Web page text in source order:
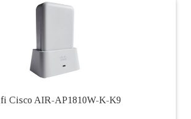
Cisco AIR-AP1810W-K-K9